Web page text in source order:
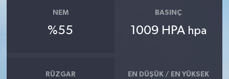
NEM
%55
BASINÇ
1009 HPA hpa
RÜZGAR EN DÜŞÜK / EN YÜKSEK